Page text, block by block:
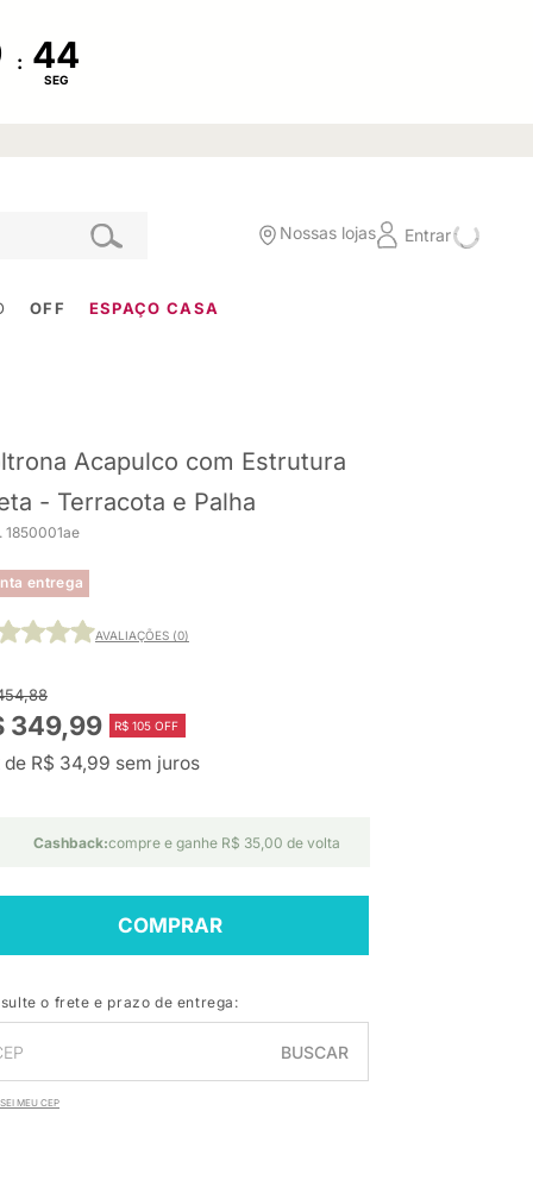
:
SEG
Nossas lojas Entrar
OFF ESPAÇO CASA
Acapulco com Estrutura
- Terracota e Palha
1850001ae
entrega
AVALIAÇÕES (0)
349,99 R$ 105 OFF
de R$ 34,99 sem juros
Cashback:compre e ganhe R$ 35,00 de volta
COMPRAR
o frete e prazo de entrega:
BUSCAR
MEU CEP